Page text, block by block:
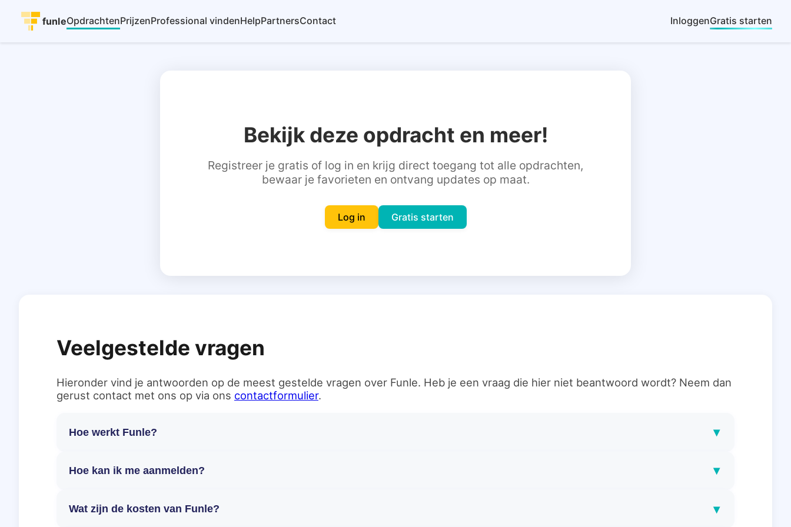
funleOpdrachtenPrijzenProfessional vindenHelpPartnersContact InloggenGratis starten
Bekijk deze opdracht en meer!
Registreer je gratis of log in en krijg direct toegang tot alle opdrachten,
bewaar je favorieten en ontvang updates op maat.
Log in Gratis starten
Veelgestelde vragen
Hieronder vind je antwoorden op de meest gestelde vragen over Funle. Heb je een vraag die hier niet beantwoord wordt? Neem dan
gerust contact met ons op via ons contactformulier.
Hoe werkt Funle? ▾
Hoe kan ik me aanmelden? ▾
Wat zijn de kosten van Funle? ▾